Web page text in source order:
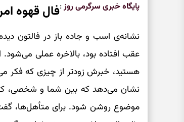
پایگاه خبری سرگرمی روز:فال قهوه
نشانه‌ی اسب و جاده باز در فالتون
عقب افتاده بود، بالاخره عملی
هستید، خبرش زودتر از چیزی که فکر
نشان می‌دهد که بین شما و شخصی،
موضوع روشن شود. برای متأهل‌ها،